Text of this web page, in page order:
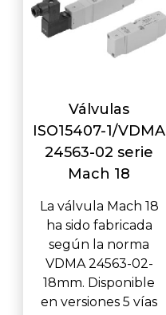
Válvulas
ISO15407-1/VDMA
24563-02 serie
Mach 18
La válvula Mach 18
ha sido fabricada
según la norma
VDMA 24563-02-
18mm. Disponible
en versiones 5 vías